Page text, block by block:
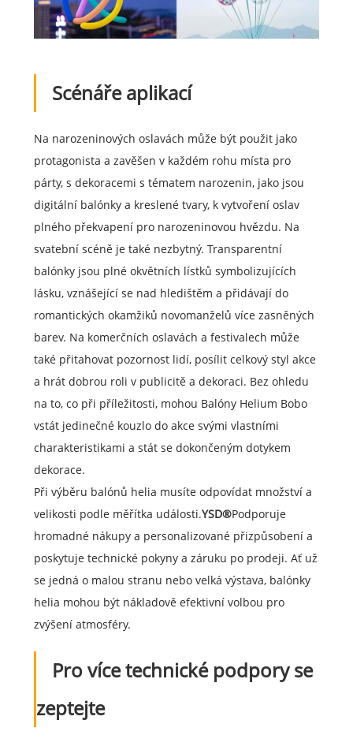
Scénáře aplikací
Na narozeninových oslavách může být použit jako
protagonista a zavěšen v každém rohu místa pro
párty, s dekoracemi s tématem narozenin, jako jsou
digitální balónky a kreslené tvary, k vytvoření oslav
plného překvapení pro narozeninovou hvězdu. Na
svatební scéně je také nezbytný. Transparentní
balónky jsou plné okvětních lístků symbolizujících
lásku, vznášející se nad hledištěm a přidávají do
romantických okamžiků novomanželů více zasněných
barev. Na komerčních oslavách a festivalech může
také přitahovat pozornost lidí, posílit celkový styl akce
a hrát dobrou roli v publicitě a dekoraci. Bez ohledu
na to, co při příležitosti, mohou Balóny Helium Bobo
vstát jedinečné kouzlo do akce svými vlastními
charakteristikami a stát se dokončeným dotykem
dekorace.
Při výběru balónů helia musíte odpovídat množství a
velikosti podle měřítka události.YSD®Podporuje
hromadné nákupy a personalizované přizpůsobení a
poskytuje technické pokyny a záruku po prodeji. Ať už
se jedná o malou stranu nebo velká výstava, balónky
helia mohou být nákladově efektivní volbou pro
zvýšení atmosféry.
Pro více technické podpory se
zeptejte